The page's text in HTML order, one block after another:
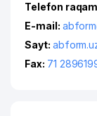
Telefon
E-mail:
Sayt:
Fax: 71